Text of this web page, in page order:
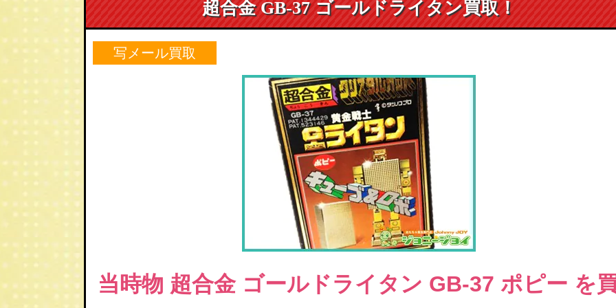
超合金 GB-37 ゴールドライタン買取！
写メール買取
当時物 超合金 ゴールドライタン GB-37 ポピー を